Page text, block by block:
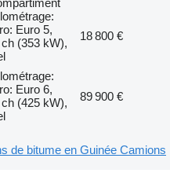
Euro 5,
(353 kW),
18 800 €
Euro 6,
(425 kW),
89 900 €
de bitume en Guinée Camions